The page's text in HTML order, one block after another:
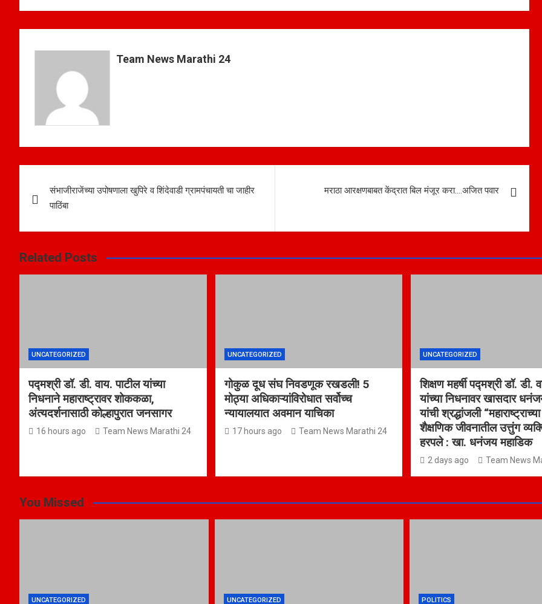
at
s
A
p
p
ce
b
o
o
k
ar
e
Team News Marathi 24
navigation
संभाजीराजेंच्या उपोषणाला खुपिरे व शिंदेवाडी ग्रामपंचायती चा जाहीर
पाठिंबा
मराठा आरक्षणबाबत केंद्रात बिल मंजूर करा….अजित पवार
Related Posts
UNCATEGORIZED
पद्मश्री डॉ. डी. वाय. पाटील यांच्या
निधनाने महाराष्ट्रावर शोककळा,
अंत्यदर्शनासाठी कोल्हापुरात जनसागर
16 hours ago Team News Marathi 24
UNCATEGORIZED
गोकुळ दूध संघ निवडणूक रखडली! 5
मोठ्या अधिकाऱ्यांविरोधात सर्वोच्च
न्यायालयात अवमान याचिका
17 hours ago Team News Marathi 24
UNCATEGORIZED
शिक्षण महर्षी पद्मश्री डॉ. डी.
यांच्या निधनावर खासदार
यांची श्रद्धांजली
शैक्षणिक जीवनातील उत्तुंग
हरपले : खा. धनंजय महाडिक
2 days ago Team News
You Missed
UNCATEGORIZED UNCATEGORIZED POLITICS